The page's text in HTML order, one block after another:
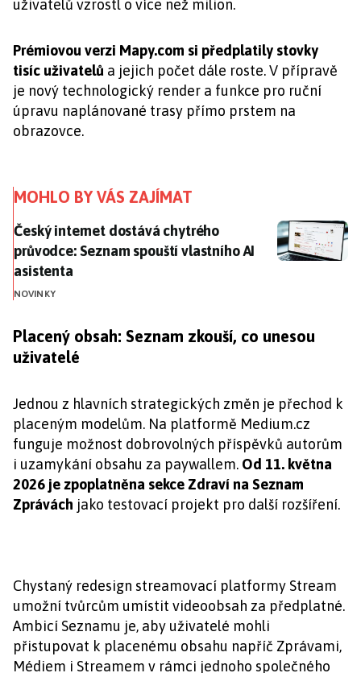
uživatelů vzrostl o více než milion.
Prémiovou verzi Mapy.com si předplatily stovky
tisíc uživatelů a jejich počet dále roste. V přípravě
je nový technologický render a funkce pro ruční
úpravu naplánované trasy přímo prstem na
obrazovce.
MOHLO BY VÁS ZAJÍMAT
Český internet dostává chytrého průvodce: Seznam
Český internet dostává chytrého
průvodce: Seznam spouští vlastního AI
asistenta
NOVINKY
Placený obsah: Seznam zkouší, co unesou
uživatelé
Jednou z hlavních strategických změn je přechod k
placeným modelům. Na platformě Medium.cz
funguje možnost dobrovolných příspěvků autorům
i uzamykání obsahu za paywallem. Od 11. května
2026 je zpoplatněna sekce Zdraví na Seznam
Zprávách jako testovací projekt pro další rozšíření.
Chystaný redesign streamovací platformy Stream
umožní tvůrcům umístit videoobsah za předplatné.
Ambicí Seznamu je, aby uživatelé mohli
přistupovat k placenému obsahu napříč Zprávami,
Médiem i Streamem v rámci jednoho společného